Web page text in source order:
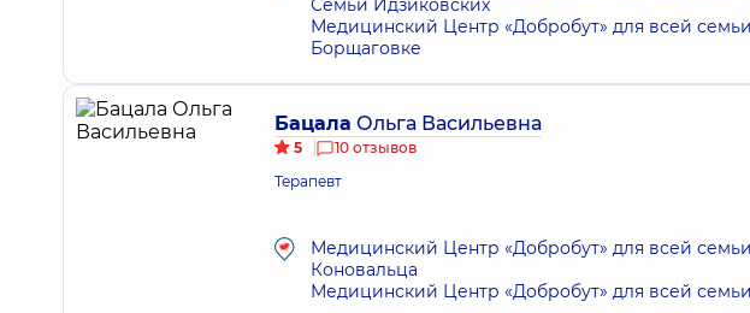
Семьи Идзиковских
Медицинский Центр «Добробут» для всей
Борщаговке
Бацала Ольга Васильевна
5
10 отзывов
Терапевт
Медицинский Центр «Добробут» для всей
Коновальца
Медицинский Центр «Добробут» для всей семьи